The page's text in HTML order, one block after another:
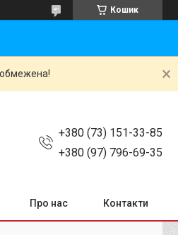
Кошик
обмежена!
+380 (73) 151-33-85
+380 (97) 796-69-35
Про нас Контакти